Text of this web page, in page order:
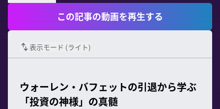
この記事の動画を再生する
表示モード (ライト)
ウォーレン・バフェットの引退から学ぶ
「投資の神様」の真髄